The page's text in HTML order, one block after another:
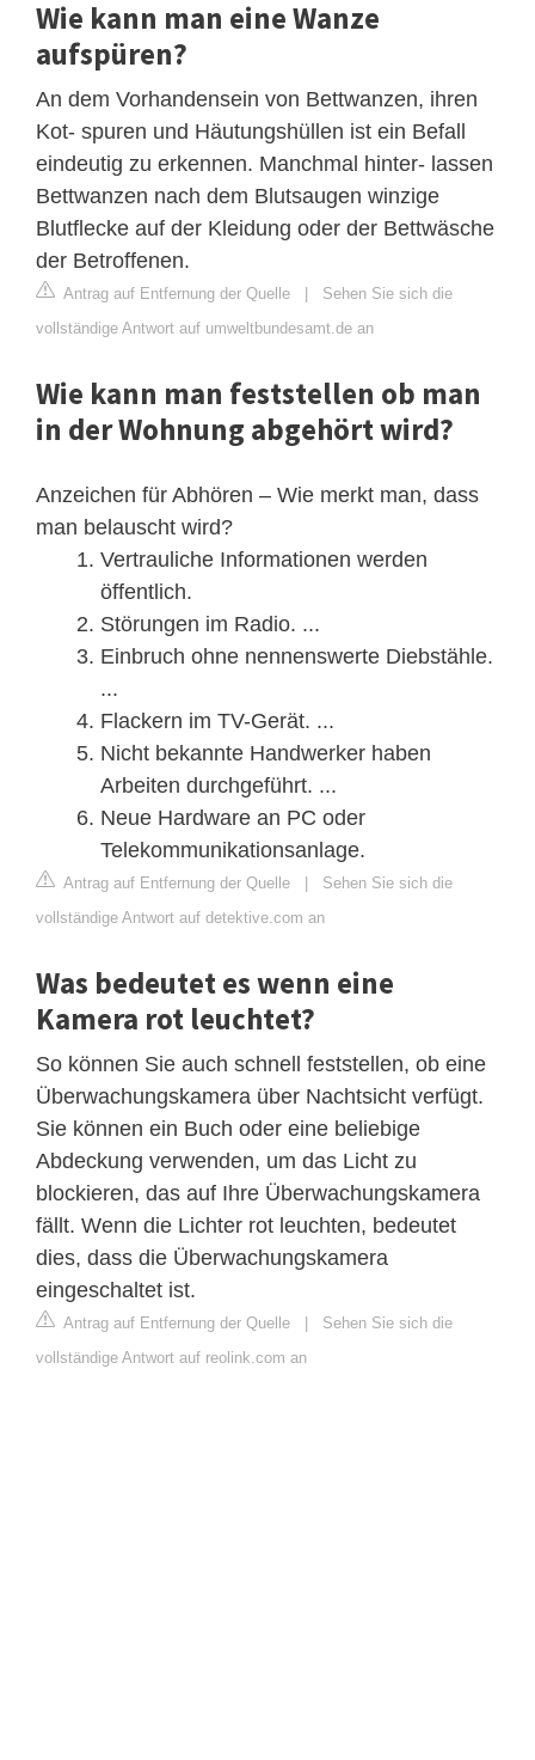
Wie kann man eine Wanze
aufspüren?
An dem Vorhandensein von Bettwanzen, ihren
Kot- spuren und Häutungshüllen ist ein Befall
eindeutig zu erkennen. Manchmal hinter- lassen
Bettwanzen nach dem Blutsaugen winzige
Blutflecke auf der Kleidung oder der Bettwäsche
der Betroffenen.
Antrag auf Entfernung der Quelle | Sehen Sie sich die
vollständige Antwort auf umweltbundesamt.de an
Wie kann man feststellen ob man
in der Wohnung abgehört wird?
Anzeichen für Abhören – Wie merkt man, dass
man belauscht wird?
Vertrauliche Informationen werden
öffentlich.
Störungen im Radio. ...
Einbruch ohne nennenswerte Diebstähle.
...
Flackern im TV-Gerät. ...
Nicht bekannte Handwerker haben
Arbeiten durchgeführt. ...
Neue Hardware an PC oder
Telekommunikationsanlage.
Antrag auf Entfernung der Quelle | Sehen Sie sich die
vollständige Antwort auf detektive.com an
Was bedeutet es wenn eine
Kamera rot leuchtet?
So können Sie auch schnell feststellen, ob eine
Überwachungskamera über Nachtsicht verfügt.
Sie können ein Buch oder eine beliebige
Abdeckung verwenden, um das Licht zu
blockieren, das auf Ihre Überwachungskamera
fällt. Wenn die Lichter rot leuchten, bedeutet
dies, dass die Überwachungskamera
eingeschaltet ist.
Antrag auf Entfernung der Quelle | Sehen Sie sich die
vollständige Antwort auf reolink.com an